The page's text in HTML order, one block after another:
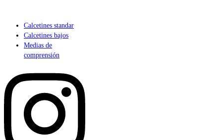
Calcetines standar
Calcetines bajos
Medias de
comprensión